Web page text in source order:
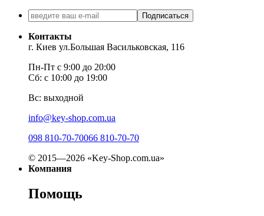
Подписаться
Контакты
г. Киев ул.Большая Васильковская, 116
Пн-Пт с 9:00 до 20:00
Сб: с 10:00 до 19:00
Вс: выходной
info@key-shop.com.ua
098 810-70-70066 810-70-70
© 2015—2026 «Key-Shop.com.ua»
Компания
Помощь